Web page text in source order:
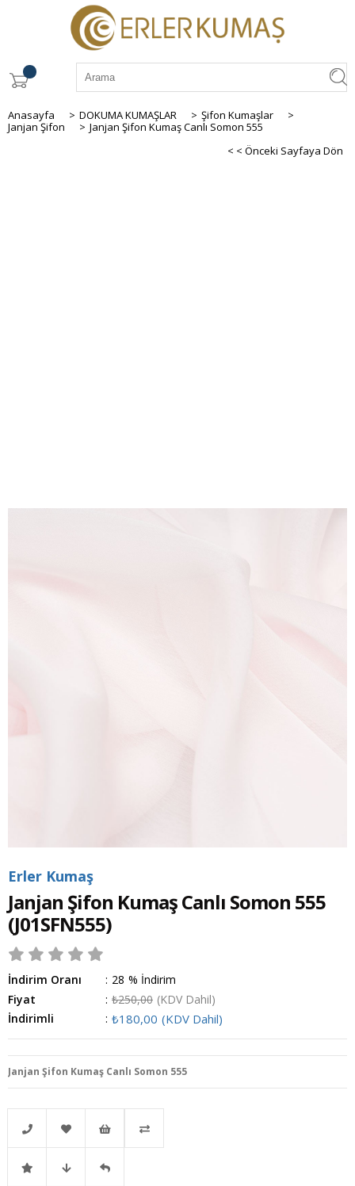
Anasayfa > DOKUMA KUMAŞLAR > Şifon Kumaşlar
>
Janjan Şifon
> Janjan Şifon Kumaş Canlı Somon 555
< < Önceki Sayfaya Dön
Erler Kumaş
Janjan Şifon Kumaş Canlı Somon 555
(J01SFN555)
İndirim Oranı : %
28
İndirim
Fiyat
: ₺250,00 (KDV Dahil)
İndirimli
: ₺180,00 (KDV Dahil)
Janjan Şifon Kumaş Canlı Somon 555
Telefonla Favorilere İstek